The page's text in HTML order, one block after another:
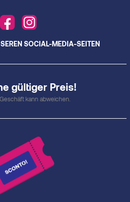
gültiger Preis!
kann abweichen.
SOCIAL-MEDIA-SEITEN